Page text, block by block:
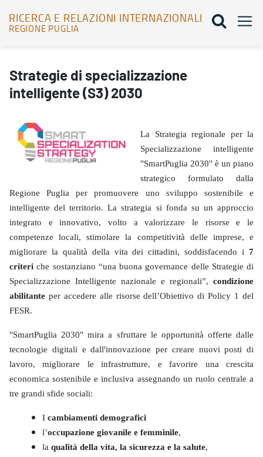
RICERCA E RELAZIONI INTERNAZIONALI
REGIONE PUGLIA
Strategie di specializzazione
intelligente (S3) 2030
La Strategia regionale per la
Specializzazione intelligente
"SmartPuglia 2030" è un piano
strategico formulato dalla
Regione Puglia per promuovere uno sviluppo sostenibile e
intelligente del territorio. La strategia si fonda su un approccio
integrato e innovativo, volto a valorizzare le risorse e le
competenze locali, stimolare la competitività delle imprese, e
migliorare la qualità della vita dei cittadini, soddisfacendo i 7
criteriche sostanziano “una buona governance delle Strategie di
Specializzazione Intelligente nazionale e regionali”, condizione
abilitante per accedere alle risorse dell’Obiettivo di Policy 1 del
FESR.
"SmartPuglia 2030" mira a sfruttare le opportunità offerte dalle
tecnologie digitali e dall'innovazione per creare nuovi posti di
lavoro, migliorare le infrastrutture, e favorire una crescita
economica sostenibile e inclusiva assegnando un ruolo centrale a
tre grandi sfide sociali:
I cambiamenti demografici
l’occupazione giovanile e femminile,
la qualità della vita, la sicurezza e la salute,